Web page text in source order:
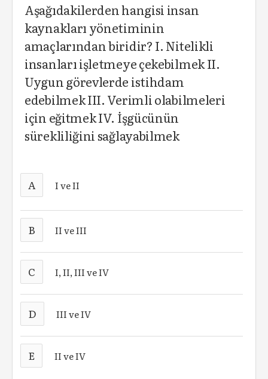
Aşağıdakilerden hangisi insan
kaynakları yönetiminin
amaçlarından biridir? I. Nitelikli
insanları işletmeye çekebilmek II.
Uygun görevlerde istihdam
edebilmek III. Verimli olabilmeleri
için eğitmek IV. İşgücünün
sürekliliğini sağlayabilmek
A I ve II
B II ve III
C I, II, III ve IV
D III ve IV
E II ve IV